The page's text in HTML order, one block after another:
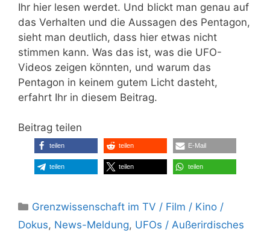
Ihr hier lesen werdet. Und blickt man genau auf
das Verhalten und die Aussagen des Pentagon,
sieht man deutlich, dass hier etwas nicht
stimmen kann. Was das ist, was die UFO-
Videos zeigen könnten, und warum das
Pentagon in keinem gutem Licht dasteht,
erfahrt Ihr in diesem Beitrag.
Beitrag teilen
teilen teilen E-Mail
teilen teilen teilen
Kategorien
Grenzwissenschaft im TV / Film / Kino /
Dokus, News-Meldung, UFOs / Außerirdisches